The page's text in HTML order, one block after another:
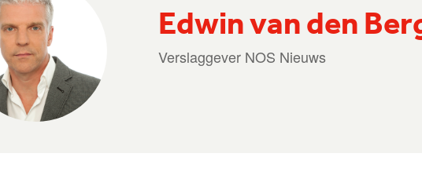
Edwin van den
Verslaggever NOS Nieuws